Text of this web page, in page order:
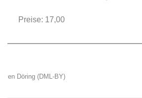
Preise: 17,00
Sven Döring (DML-BY)